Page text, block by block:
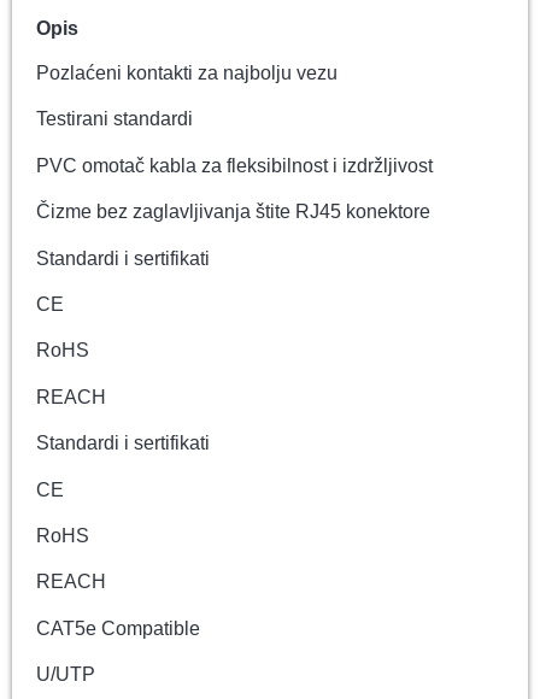
Opis
Pozlaćeni kontakti za najbolju vezu
Testirani standardi
PVC omotač kabla za fleksibilnost i izdržljivost
Čizme bez zaglavljivanja štite RJ45 konektore
Standardi i sertifikati
CE
RoHS
REACH
Standardi i sertifikati
CE
RoHS
REACH
CAT5e Compatible
U/UTP